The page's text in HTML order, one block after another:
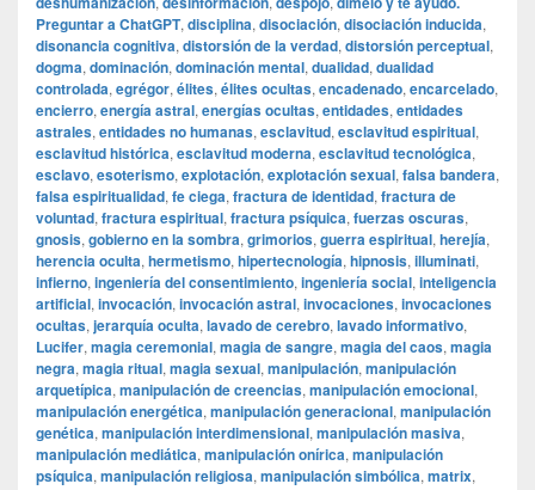
Preguntar a ChatGPT, disciplina, disociación, disociación inducida,
disonancia cognitiva, distorsión de la verdad, distorsión perceptual,
dogma, dominación, dominación mental, dualidad, dualidad
controlada, egrégor, élites, élites ocultas, encadenado, encarcelado,
encierro, energía astral, energías ocultas, entidades, entidades
astrales, entidades no humanas, esclavitud, esclavitud espiritual,
esclavitud histórica, esclavitud moderna, esclavitud tecnológica,
esclavo, esoterismo, explotación, explotación sexual, falsa bandera,
falsa espiritualidad, fe ciega, fractura de identidad, fractura de
voluntad, fractura espiritual, fractura psíquica, fuerzas oscuras,
gnosis, gobierno en la sombra, grimorios, guerra espiritual, herejía,
herencia oculta, hermetismo, hipertecnología, hipnosis, illuminati,
infierno, ingeniería del consentimiento, ingeniería social, inteligencia
artificial, invocación, invocación astral, invocaciones, invocaciones
ocultas, jerarquía oculta, lavado de cerebro, lavado informativo,
Lucifer, magia ceremonial, magia de sangre, magia del caos, magia
negra, magia ritual, magia sexual, manipulación, manipulación
arquetípica, manipulación de creencias, manipulación emocional,
manipulación energética, manipulación generacional, manipulación
genética, manipulación interdimensional, manipulación masiva,
manipulación mediática, manipulación onírica, manipulación
psíquica, manipulación religiosa, manipulación simbólica, matrix,